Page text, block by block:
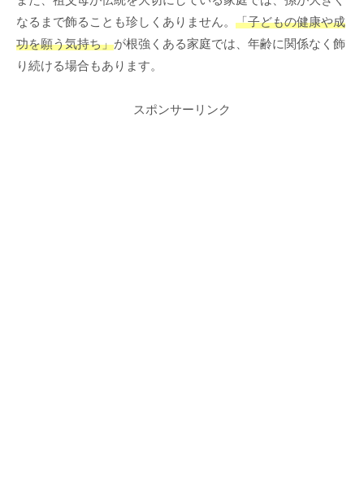
なるまで飾ることも珍しくありません。 「子どもの健康や成
功を願う気持ち」が根強くある家庭では、年齢に関係なく飾
り続ける場合もあります。
スポンサーリンク